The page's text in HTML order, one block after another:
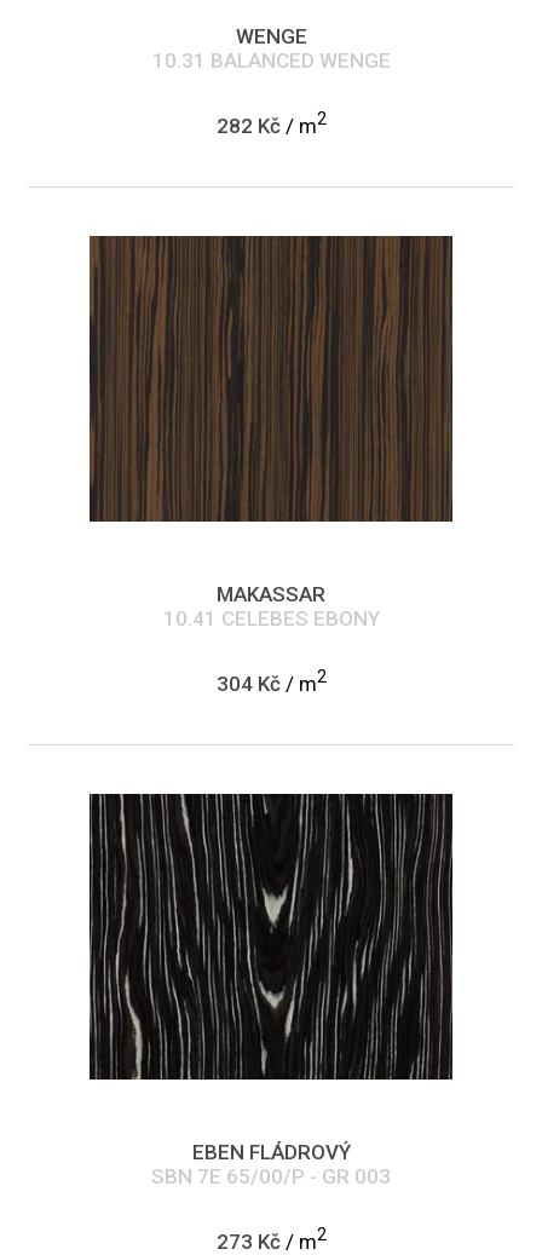
WENGE
10.31 BALANCED WENGE
282 Kč/ m2
MAKASSAR
10.41 CELEBES EBONY
304 Kč/ m2
EBEN FLÁDROVÝ
SBN 7E 65/00/P - GR 003
273 Kč/ m2